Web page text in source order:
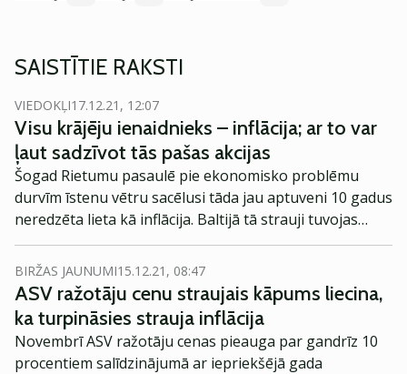
SAISTĪTIE RAKSTI
VIEDOKĻI17.12.21, 12:07
Visu krājēju ienaidnieks – inflācija; ar to var
ļaut sadzīvot tās pašas akcijas
Šogad Rietumu pasaulē pie ekonomisko problēmu
durvīm īstenu vētru sacēlusi tāda jau aptuveni 10 gadus
neredzēta lieta kā inflācija. Baltijā tā strauji tuvojas
apaļiem 10%. Arī otrā pusē Atlantijas okeānam - ASV -
tā, palielinoties līdz teju 7%, ir sasniegusi augstāko
līmeni 40 gados.
BIRŽAS JAUNUMI15.12.21, 08:47
ASV ražotāju cenu straujais kāpums liecina,
ka turpināsies strauja inflācija
Novembrī ASV ražotāju cenas pieauga par gandrīz 10
procentiem salīdzinājumā ar iepriekšējā gada